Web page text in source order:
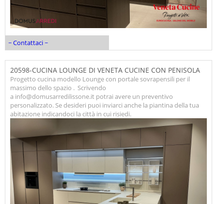
~ Contattaci ~
20598-CUCINA LOUNGE DI VENETA CUCINE CON PENISOLA
Progetto cucina modello Lounge con portale sovrapensili per il
massimo dello spazio . Scrivendo
a info@domusarredilissone.it potrai avere un preventivo
personalizzato. Se desideri puoi inviarci anche la piantina della tua
abitazione indicandoci la città in cui risiedi.